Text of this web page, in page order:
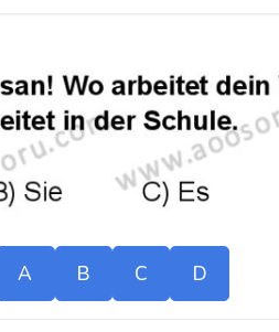
A B C D